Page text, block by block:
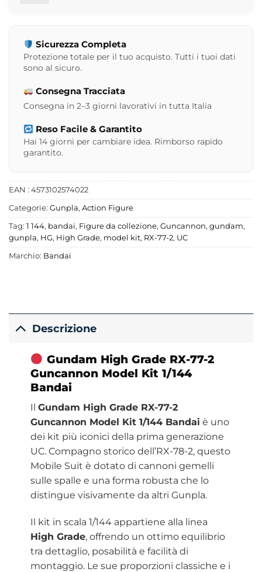
Sicurezza Completa
Protezione totale per il tuo acquisto. Tutti i tuoi dati
sono al sicuro.
Consegna Tracciata
Consegna in 2–3 giorni lavorativi in tutta Italia
Reso Facile & Garantito
Hai 14 giorni per cambiare idea. Rimborso rapido
garantito.
EAN : 4573102574022
Categorie: Gunpla, Action Figure
Tag: 1 144, bandai, Figure da collezione, Guncannon, gundam,
gunpla, HG, High Grade, model kit, RX-77-2, UC
Marchio: Bandai
Descrizione
Gundam High Grade RX-77-2
Guncannon Model Kit 1/144
Bandai
Il Gundam High Grade RX-77-2
Guncannon Model Kit 1/144 Bandai è uno
dei kit più iconici della prima generazione
UC. Compagno storico dell’RX-78-2, questo
Mobile Suit è dotato di cannoni gemelli
sulle spalle e una forma robusta che lo
distingue visivamente da altri Gunpla.
Il kit in scala 1/144 appartiene alla linea
High Grade, offrendo un ottimo equilibrio
tra dettaglio, posabilità e facilità di
montaggio. Le sue proporzioni classiche e i